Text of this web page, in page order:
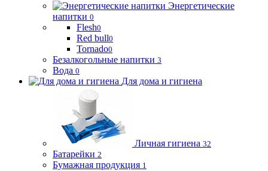
Энергетические
напитки 0
Flesh0
Red bull0
Tornado0
Безалкогольные напитки 3
Вода 0
Для дома и гигиена
Личная гигиена 32
Батарейки 2
Бумажная продукция 1